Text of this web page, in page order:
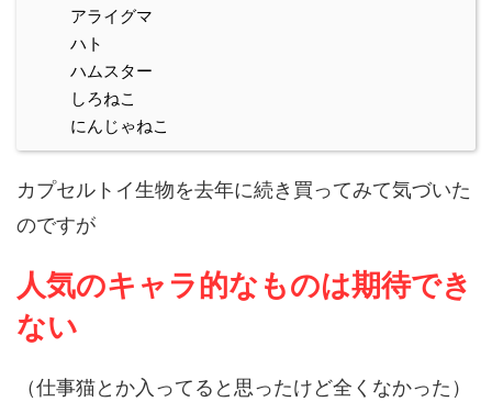
アライグマ
ハト
ハムスター
しろねこ
にんじゃねこ
カプセルトイ生物を去年に続き買ってみて気づいた
のですが
人気のキャラ的なものは期待でき
ない
（仕事猫とか入ってると思ったけど全くなかった）